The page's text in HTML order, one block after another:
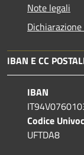
Note legali
IBAN E CC
IBAN
Codice
UFTDA8